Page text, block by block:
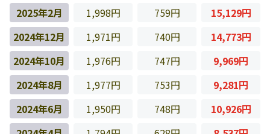
2025年2月
1,998円 759円
15,129円
2024年12月
1,971円 740円
14,773円
2024年10月
1,976円 747円
9,969円
2024年8月
1,977円 753円
9,281円
2024年6月
1,950円 748円
10,926円